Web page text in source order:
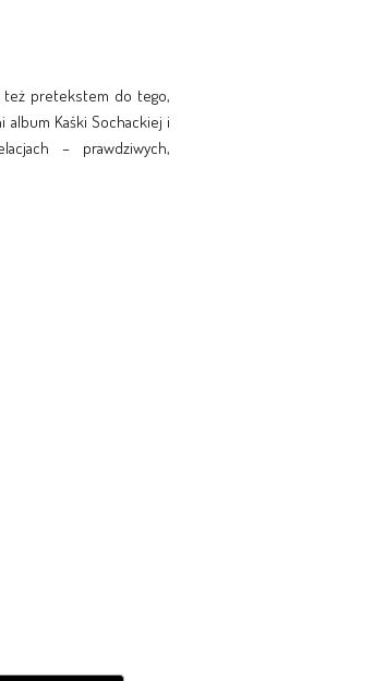
też pretekstem do tego,
album Kaśki Sochackiej i
– prawdziwych,